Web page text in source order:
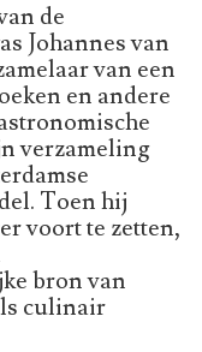
de
Johannes van
van een
en andere
verzameling
Toen hij
voort te zetten,
bron van
culinair